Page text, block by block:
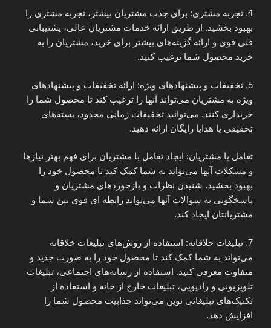
4. تجربه مشتری: برای جذب مشتریان بیشتر، تجربه مشتری را
بهبود بخشید. از طریق ارائه خدمات مشتریان عالی، پشتیبانی
فنی قوی و ارائه گزینه‌های بیشتر برای خرید، مشتریان را به
خرید محصول شما ترغیب کنید.
5. تخفیفات و پیشنهادهای ویژه: ارائه تخفیفات و پیشنهادهای
ویژه به مشتریان می‌تواند آنها را ترغیب کند تا محصول شما را
خریداری کنند. می‌توانید تخفیفات زمانی محدود، بسته‌های
تخفیفی یا هدایا رایگان ارائه دهید.
تعامل با مشتریان: ایجاد تعامل با مشتریان برای فهم بهتر نیازها
و مشکلات آنها می‌تواند به شما کمک کند تا محصول خود را
بهبود بخشید. شنیدن نظرات و بازخوردهای مشتریان و
پاسخگویی به سوالات آنها می‌تواند رابطه ای قوی بین شما و
مشتریانتان ایجاد کند.
7. تبلیغات خلاقانه: استفاده از روش‌های تبلیغات خلاقانه
می‌تواند به شما کمک کند تا محصول خود را به صورت جدید و
متفاوت معرفی کنید. استفاده از رسانه‌های اجتماعی، تبلیغات
تلویزیونی و رادیویی، تبلیغات خارج از خانه و استفاده از
تکنیک‌های تبلیغاتی نوین می‌تواند جذابیت محصول شما را
افزایش دهد.